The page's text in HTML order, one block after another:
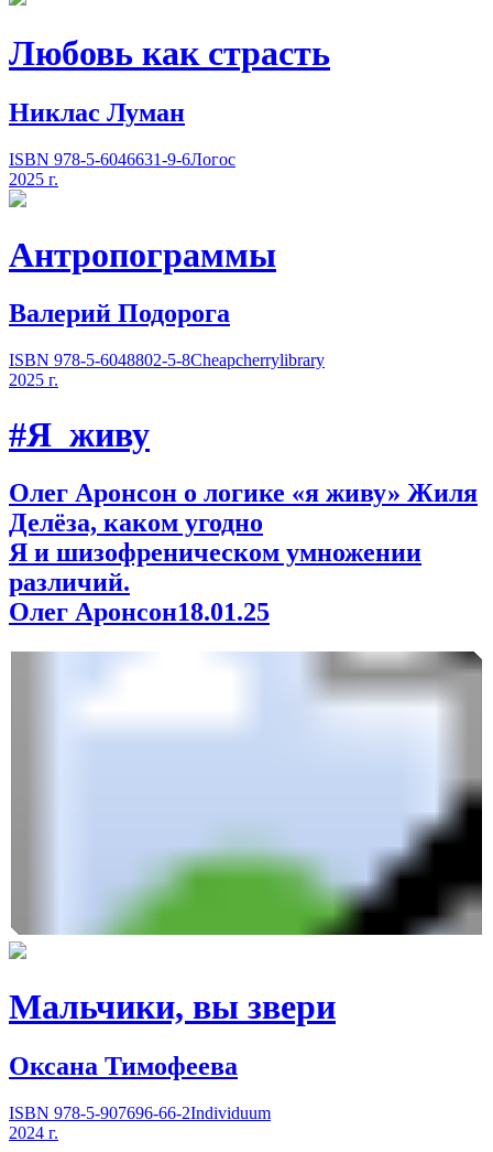
Любовь как страсть
Никлас Луман
ISBN 978-5-6046631-9-6Логос
2025 г.
Антропограммы
Валерий Подорога
ISBN 978-5-6048802-5-8Cheapcherrylibrary
2025 г.
#Я_живу
Олег Аронсон о логике «я живу» Жиля
Делёза, каком угодно
Я и шизофреническом умножении
различий.
Олег Аронсон18.01.25
Мальчики, вы звери
Оксана Тимофеева
ISBN 978-5-907696-66-2Individuum
2024 г.